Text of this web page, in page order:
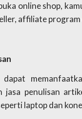
online shop,
affiliate program
dapat
jasa penulisan
laptop dan